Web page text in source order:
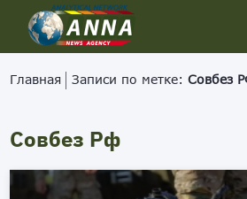
Главная Записи по метке:Совбез
Совбез Рф